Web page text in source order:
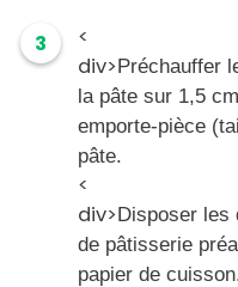
3
<
div>Préchauffer
la pâte sur 1,5
emporte-pièce
pâte.
<
div>Disposer les
de pâtisserie
papier de